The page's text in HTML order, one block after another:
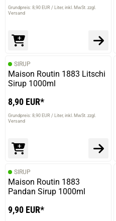
Grundpreis: 8,90 EUR / Liter inkl. MwSt. zzgl.
Versand
SIRUP
Maison Routin 1883 Litschi
Sirup 1000ml
8,90 EUR*
Grundpreis: 8,90 EUR / Liter inkl. MwSt. zzgl.
Versand
SIRUP
Maison Routin 1883
Pandan Sirup 1000ml
9,90 EUR*